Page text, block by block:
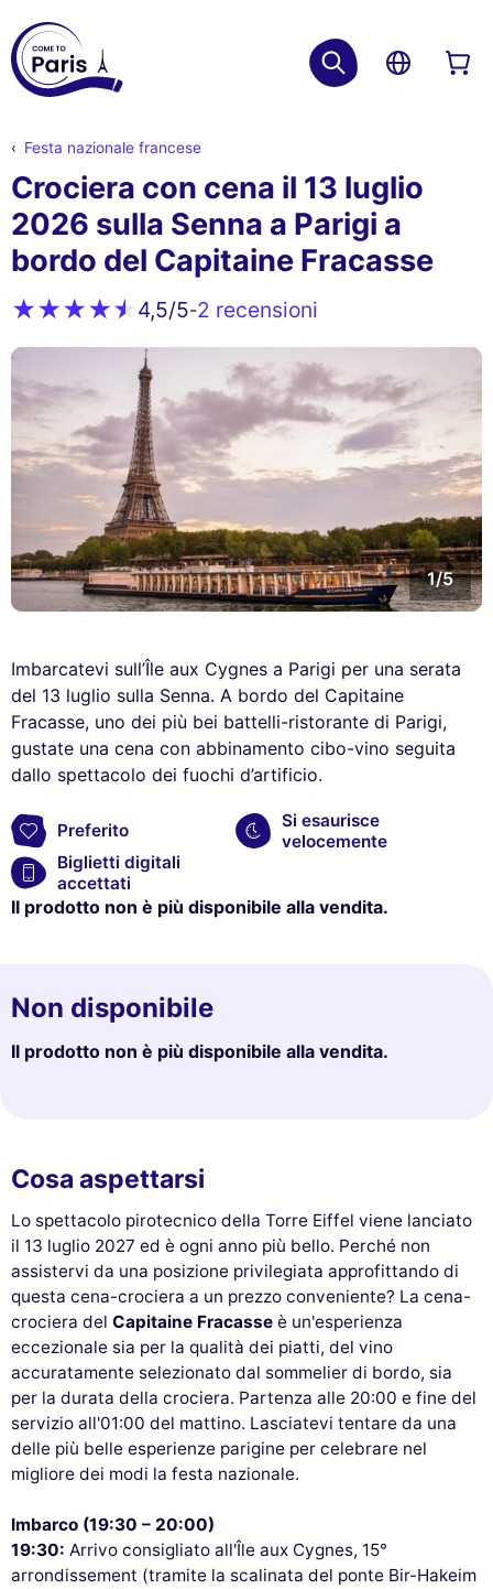
Festa nazionale francese
Crociera con cena il 13 luglio
2026 sulla Senna a Parigi a
bordo del Capitaine Fracasse
4,5/5-2 recensioni
1/5
Imbarcatevi sull’Île aux Cygnes a Parigi per una serata
del 13 luglio sulla Senna. A bordo del Capitaine
Fracasse, uno dei più bei battelli-ristorante di Parigi,
gustate una cena con abbinamento cibo-vino seguita
dallo spettacolo dei fuochi d’artificio.
Preferito
Si esaurisce
velocemente
Biglietti digitali
accettati
Il prodotto non è più disponibile alla vendita.
Non disponibile
Il prodotto non è più disponibile alla vendita.
Cosa aspettarsi
Lo spettacolo pirotecnico della Torre Eiffel viene lanciato
il 13 luglio 2027 ed è ogni anno più bello. Perché non
assistervi da una posizione privilegiata approfittando di
questa cena-crociera a un prezzo conveniente? La cena-
crociera del Capitaine Fracasse è un'esperienza
eccezionale sia per la qualità dei piatti, del vino
accuratamente selezionato dal sommelier di bordo, sia
per la durata della crociera. Partenza alle 20:00 e fine del
servizio all'01:00 del mattino. Lasciatevi tentare da una
delle più belle esperienze parigine per celebrare nel
migliore dei modi la festa nazionale.
Imbarco (19:30 – 20:00)
19:30: Arrivo consigliato all'Île aux Cygnes, 15°
arrondissement (tramite la scalinata del ponte Bir-Hakeim